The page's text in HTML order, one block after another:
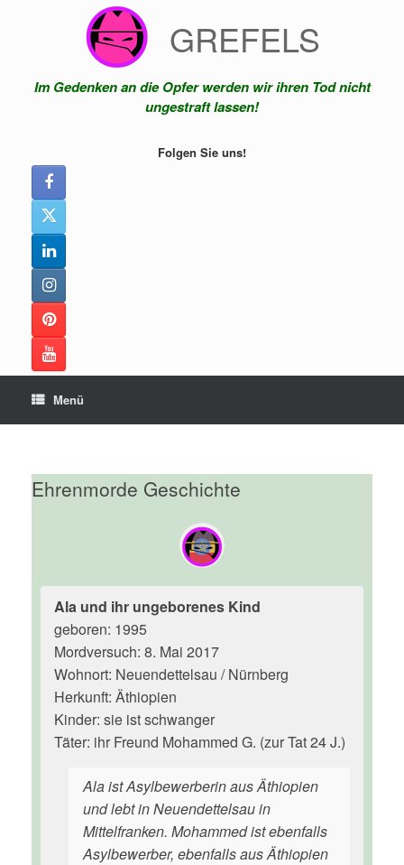
GREFELS
Im Gedenken an die Opfer werden wir ihren Tod nicht
ungestraft lassen!
Folgen Sie uns!
Menü
Ehrenmorde Geschichte
Ala und ihr ungeborenes Kind
geboren: 1995
Mordversuch: 8. Mai 2017
Wohnort: Neuendettelsau / Nürnberg
Herkunft: Äthiopien
Kinder: sie ist schwanger
Täter: ihr Freund Mohammed G. (zur Tat 24 J.)
Ala ist Asylbewerberin aus Äthiopien
und lebt in Neuendettelsau in
Mittelfranken. Mohammed ist ebenfalls
Asylbewerber, ebenfalls aus Äthiopien